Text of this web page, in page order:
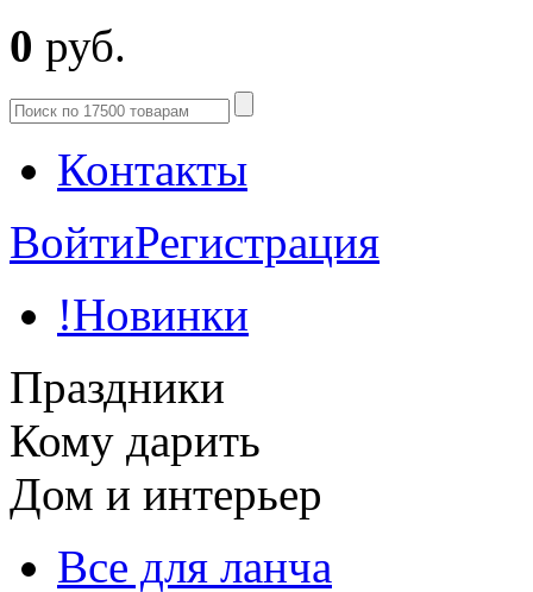
0 руб.
Контакты
ВойтиРегистрация
!Новинки
Праздники
Кому дарить
Дом и интерьер
Все для ланча